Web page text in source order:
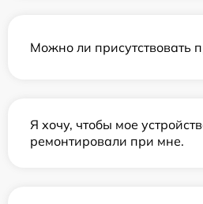
Можно ли присутствовать
Я хочу, чтобы мое
ремонтировали при мне.